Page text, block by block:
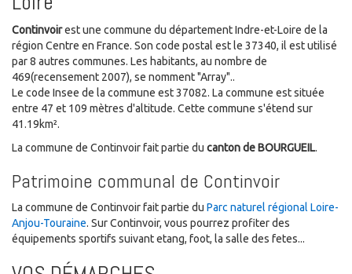
Continvoirest une commune du département Indre-et-Loire de la
région Centre en France. Son code postal est le 37340, il est utilisé
par 8 autres communes. Les habitants, au nombre de
469(recensement 2007), se nomment "Array"..
Le code Insee de la commune est 37082. La commune est située
entre 47 et 109 mètres d'altitude. Cette commune s'étend sur
41.19km².
La commune de Continvoir fait partie du canton de BOURGUEIL.
Patrimoine communal de Continvoir
La commune de Continvoir fait partie du Parc naturel régional Loire-
Anjou-Touraine. Sur Continvoir, vous pourrez profiter des
équipements sportifs suivant etang, foot, la salle des fetes...